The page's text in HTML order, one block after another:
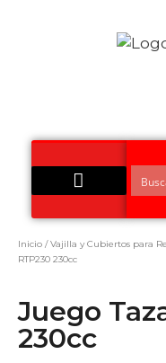
Inicio /Vajilla y Cubiertos para
RTP230 230cc
Juego
230cc